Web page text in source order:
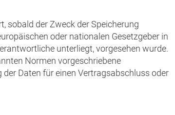
sobald der Zweck der Speicherung
oder nationalen Gesetzgeber in
unterliegt, vorgesehen wurde.
Normen vorgeschriebene
Daten für einen Vertragsabschluss oder